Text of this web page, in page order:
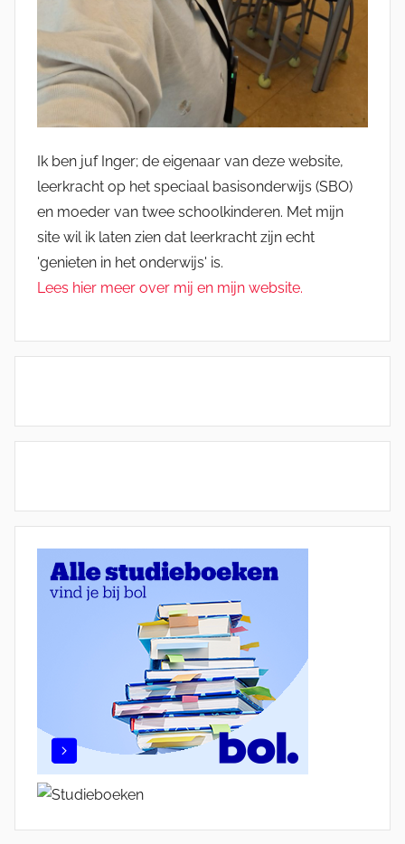
Ik ben juf Inger; de eigenaar van deze website,
leerkracht op het speciaal basisonderwijs (SBO)
en moeder van twee schoolkinderen. Met mijn
site wil ik laten zien dat leerkracht zijn echt
'genieten in het onderwijs' is.
Lees hier meer over mij en mijn website.